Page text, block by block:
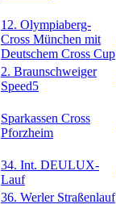
12. Olympiaberg-
Cross München mit
Deutschem Cross Cup
2. Braunschweiger
Speed5
Sparkassen Cross
Pforzheim
34. Int. DEULUX-
Lauf
36. Werler Straßenlauf